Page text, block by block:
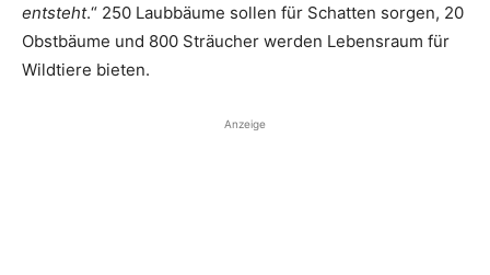
entsteht.“ 250 Laubbäume sollen für Schatten sorgen, 20
Obstbäume und 800 Sträucher werden Lebensraum für
Wildtiere bieten.
Anzeige